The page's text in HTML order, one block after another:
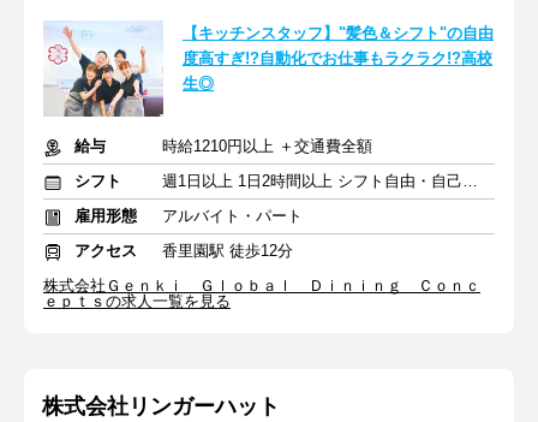
【キッチンスタッフ】"髪色＆シフト"の自由
度高すぎ!?自動化でお仕事もラクラク!?高校
生◎
給与
時給1210円以上 ＋交通費全額
シフト
週1日以上 1日2時間以上 シフト自由・自己申告
雇用形態
アルバイト・パート
アクセス
香里園駅 徒歩12分
株式会社Ｇｅｎｋｉ Ｇｌｏｂａｌ Ｄｉｎｉｎｇ Ｃｏｎｃ
ｅｐｔｓの求人一覧を見る
株式会社リンガーハット